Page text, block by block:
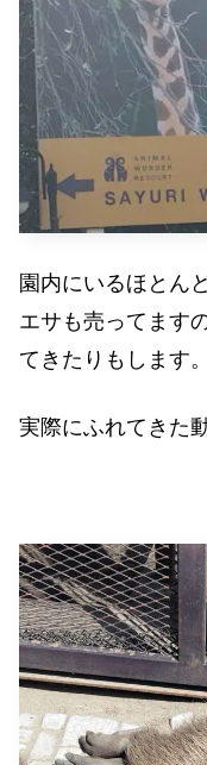
園内にいるほとん
エサも売ってます
てきたりもします。
実際にふれてきた